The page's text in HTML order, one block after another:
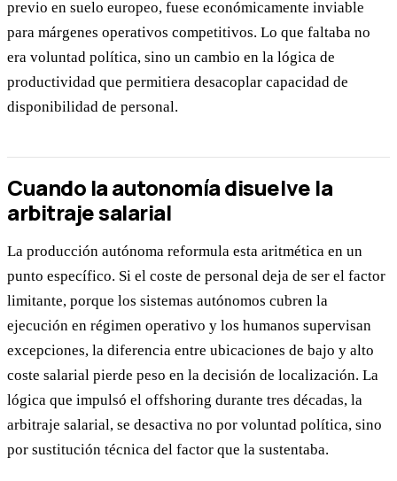
previo en suelo europeo, fuese económicamente inviable
para márgenes operativos competitivos. Lo que faltaba no
era voluntad política, sino un cambio en la lógica de
productividad que permitiera desacoplar capacidad de
disponibilidad de personal.
Cuando la autonomía disuelve la
arbitraje salarial
La producción autónoma reformula esta aritmética en un
punto específico. Si el coste de personal deja de ser el factor
limitante, porque los sistemas autónomos cubren la
ejecución en régimen operativo y los humanos supervisan
excepciones, la diferencia entre ubicaciones de bajo y alto
coste salarial pierde peso en la decisión de localización. La
lógica que impulsó el offshoring durante tres décadas, la
arbitraje salarial, se desactiva no por voluntad política, sino
por sustitución técnica del factor que la sustentaba.